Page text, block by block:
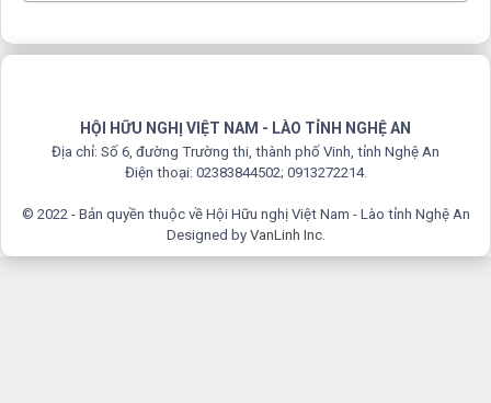
HỘI HỮU NGHỊ VIỆT NAM - LÀO TỈNH NGHỆ AN
Địa chỉ: Số 6, đường Trường thi, thành phố Vinh, tỉnh Nghệ An
Điện thoại: 02383844502; 0913272214.
© 2022 - Bản quyền thuộc về Hội Hữu nghị Việt Nam - Lào tỉnh Nghệ An
Designed by VanLinh Inc.